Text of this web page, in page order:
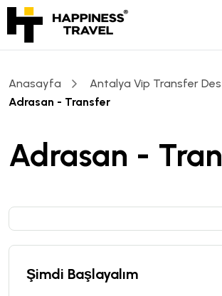
Anasayfa
Antalya Vip Transfer
Adrasan - Transfer
Adrasan -
Şimdi Başlayalım